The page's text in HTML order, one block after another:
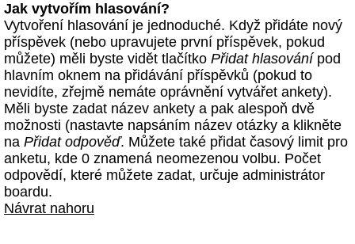
Jak vytvořím hlasování?
Vytvoření hlasování je jednoduché. Když přidáte nový
příspěvek (nebo upravujete první příspěvek, pokud
můžete) měli byste vidět tlačítko Přidat hlasovánípod
hlavním oknem na přidávání příspěvků (pokud to
nevidíte, zřejmě nemáte oprávnění vytvářet ankety).
Měli byste zadat název ankety a pak alespoň dvě
možnosti (nastavte napsáním název otázky a klikněte
na Přidat odpověď. Můžete také přidat časový limit pro
anketu, kde 0 znamená neomezenou volbu. Počet
odpovědí, které můžete zadat, určuje administrátor
boardu.
Návrat nahoru